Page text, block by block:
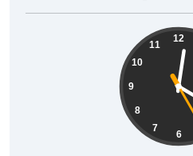
12
6
7
8
9
10
11